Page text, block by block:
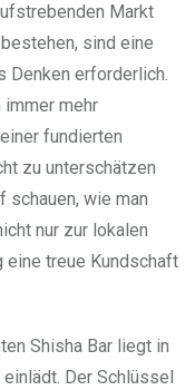
Markt
sind eine
Denken erforderlich.
immer mehr
fundierten
zu unterschätzen
schauen, wie man
nur zur lokalen
treue Kundschaft
Shisha Bar liegt in
Der Schlüssel